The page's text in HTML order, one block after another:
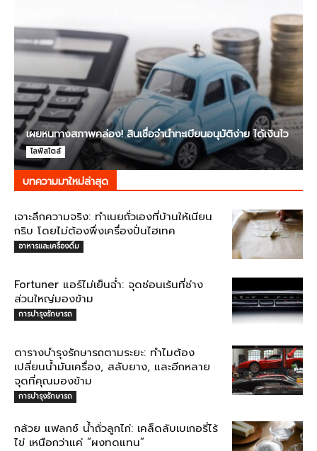
เผยหนทางสภาพคล่อง! สินเชื่อจำนำทะเบียนอนุมัติง่าย ได้เงินไว
ไลฟ์สไตล์
บทความมาใหม่ล่าสุด
เจาะลึกความจริง: ทำเนยถั่วเองที่บ้านให้เนียน
กริบ โดยไม่ต้องพึ่งเครื่องปั่นไฮเทค
อาหารและเครื่องดื่ม
Fortuner แอร์ไม่เย็นฉ่ำ: จุดซ่อนเร้นที่ช่าง
ส่วนใหญ่มองข้าม
การบำรุงรักษารถ
ตารางบำรุงรักษารถตามระยะ: ทำไมต้อง
เปลี่ยนน้ำมันเครื่อง, สลับยาง, และอีกหลาย
จุดที่คุณมองข้าม
การบำรุงรักษารถ
กล้วย แฟลกซ์ น้ำถั่วลูกไก่: เคล็ดลับเบเกอรี่ไร้
ไข่ เหนือกว่าแค่ “ผงทดแทน”